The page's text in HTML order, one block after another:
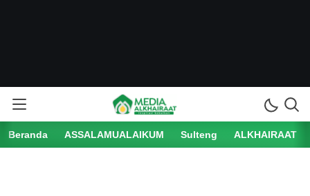
Beranda ASSALAMUALAIKUM Sulteng ALKHAIRAAT